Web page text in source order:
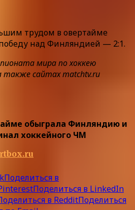
трудом в овертайме
над Финляндией — 2:1.
мира по хоккею
также сайтах matchtv.ru
обыграла Финляндию и
хоккейного ЧМ
Поделиться в
Поделиться в LinkedIn
в RedditПоделиться